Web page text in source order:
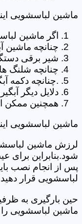
ماشین لباسشویی
اگر ماشین
چنانچه ماشین
شیر برقی
چنانچه شلنگ
.چنانچه دکمه
دلایل دیگر
همچنین ممکن
ماشین لباسشویی
لرزش ماشین
شود.بنابراین برای
پس از انجام نصب
لباسشویی قرار
حین بارگیری به
ماشین لباسشویی